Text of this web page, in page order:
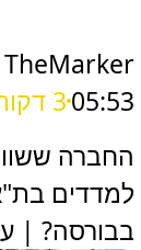
TheMarker
05:533 דקות
למדדים בת"א.
בבורסה? |